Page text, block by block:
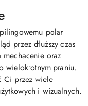
polar
przez dłuższy czas
mechacenie oraz
wielokrotnym praniu.
Ci przez wiele
i wizualnych.